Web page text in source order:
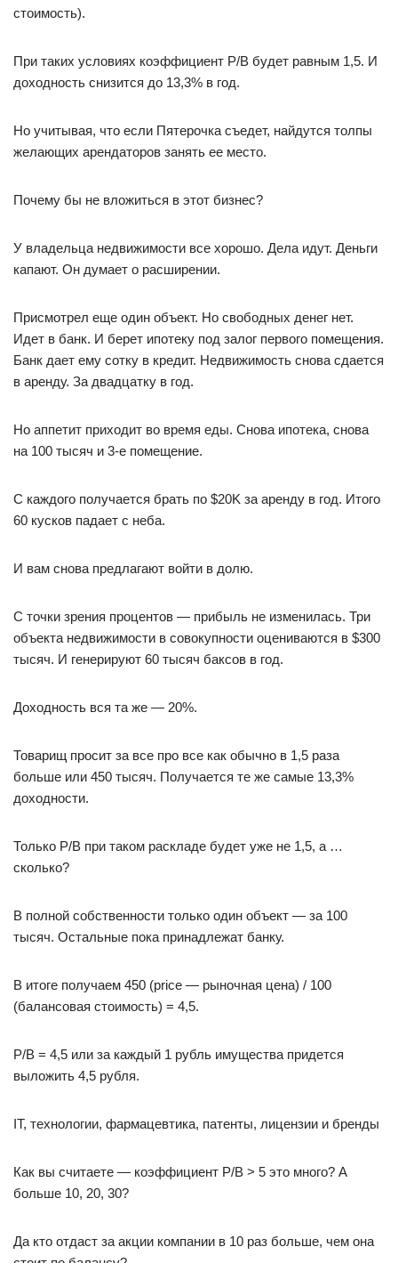
стоимость).
При таких условиях коэффициент P/B будет равным 1,5. И
доходность снизится до 13,3% в год.
Но учитывая, что если Пятерочка съедет, найдутся толпы
желающих арендаторов занять ее место.
Почему бы не вложиться в этот бизнес?
У владельца недвижимости все хорошо. Дела идут. Деньги
капают. Он думает о расширении.
Присмотрел еще один объект. Но свободных денег нет.
Идет в банк. И берет ипотеку под залог первого помещения.
Банк дает ему сотку в кредит. Недвижимость снова сдается
в аренду. За двадцатку в год.
Но аппетит приходит во время еды. Снова ипотека, снова
на 100 тысяч и 3-е помещение.
С каждого получается брать по $20K за аренду в год. Итого
60 кусков падает с неба.
И вам снова предлагают войти в долю.
С точки зрения процентов — прибыль не изменилась. Три
объекта недвижимости в совокупности оцениваются в $300
тысяч. И генерируют 60 тысяч баксов в год.
Доходность вся та же — 20%.
Товарищ просит за все про все как обычно в 1,5 раза
больше или 450 тысяч. Получается те же самые 13,3%
доходности.
Только P/B при таком раскладе будет уже не 1,5, а …
сколько?
В полной собственности только один объект — за 100
тысяч. Остальные пока принадлежат банку.
В итоге получаем 450 (price — рыночная цена) / 100
(балансовая стоимость) = 4,5.
P/B = 4,5 или за каждый 1 рубль имущества придется
выложить 4,5 рубля.
IT, технологии, фармацевтика, патенты, лицензии и бренды
Как вы считаете — коэффициент P/B > 5 это много? А
больше 10, 20, 30?
Да кто отдаст за акции компании в 10 раз больше, чем она